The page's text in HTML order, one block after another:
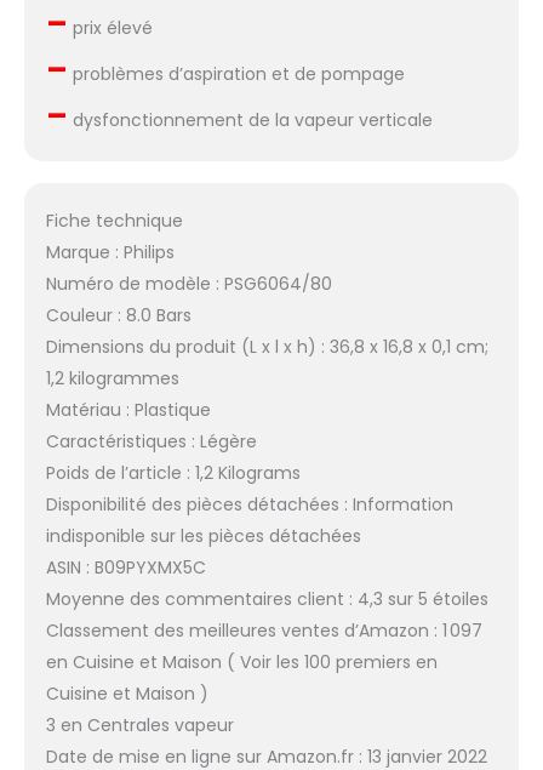
– prix élevé
– problèmes d’aspiration et de pompage
– dysfonctionnement de la vapeur verticale
Fiche technique
Marque : Philips
Numéro de modèle : PSG6064/80
Couleur : 8.0 Bars
Dimensions du produit (L x l x h) : 36,8 x 16,8 x 0,1 cm;
1,2 kilogrammes
Matériau : Plastique
Caractéristiques : Légère
Poids de l’article : 1,2 Kilograms
Disponibilité des pièces détachées : Information
indisponible sur les pièces détachées
ASIN : B09PYXMX5C
Moyenne des commentaires client : 4,3 sur 5 étoiles
Classement des meilleures ventes d’Amazon : 1 097
en Cuisine et Maison ( Voir les 100 premiers en
Cuisine et Maison )
3 en Centrales vapeur
Date de mise en ligne sur Amazon.fr : 13 janvier 2022